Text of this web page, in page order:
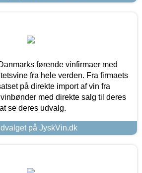
førende vinfirmaer med
fra hele verden. Fra firmaets
på direkte import af vin fra
med direkte salg til deres
se deres udvalg.
på JyskVin.dk